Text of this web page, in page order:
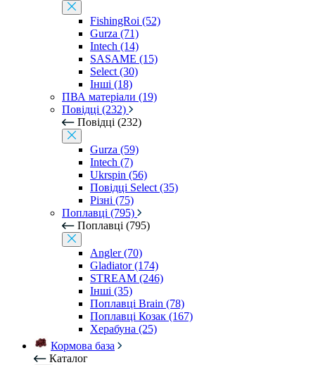
FishingRoi (52)
Gurza (71)
Intech (14)
SASAME (15)
Select (30)
Інші (18)
ПВА матеріали (19)
Повідці (232)
Повідці (232)
Gurza (59)
Intech (7)
Ukrspin (56)
Повідці Select (35)
Різні (75)
Поплавці (795)
Поплавці (795)
Angler (70)
Gladiator (174)
STREAM (246)
Інші (35)
Поплавці Brain (78)
Поплавці Козак (167)
Херабуна (25)
Кормова база
Каталог